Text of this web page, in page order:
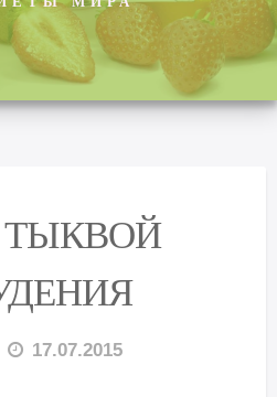
ТЫКВОЙ
17.07.2015